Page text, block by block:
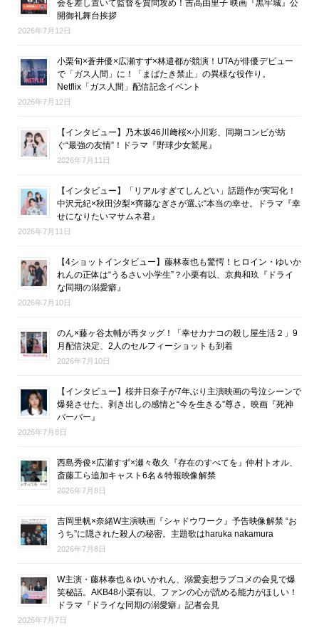
会を差し置いて監督を質問攻め！吉高由里子 映画『黒牢城』公
開御礼舞台挨拶
2026年7月12日
小栗旬×蒼井優×広瀬すず×林遣都が競演！UTAが俳優デビュー
で「ガス人間」に！「まばたき禁止」の異様な役作り。
Netflix「ガス人間」配信記念イベント
2026年7月12日
【インタビュー】乃木坂46川﨑桜×小川彩、同期コンビが紡
ぐ“最強の友情”！ドラマ『野球少女鷲尾』
2026年7月11日
【インタビュー】「リアルすぎてしんどい」話題作が実写化！
中沢元紀×秋田汐梨×齊藤なぎさが選ぶ“本当の幸せ。ドラマ『幸
せになりたいマサムネ君』
2026年7月11日
【4ショットインタビュー】藤林泰也も驚愕！ヒロイン・ゆいか
れんの正体は“うるさい小学生”？小栗有以、京典和玖『ドライ
な同期の溺愛癖』
2026年7月10日
のん×藤ヶ谷太輔が再タッグ！「幸せカナコの殺し屋生活２」9
月配信決定、2人のセルフィーショットも到着
2026年7月10日
【インタビュー】桜井日奈子が7年ぶり主演映画の号泣シーンで
爆発させた、剥き出しの感情と“今を生きる”尊さ。映画『死神
バーバー』
2026年7月8日
西島秀俊×広瀬すず×瀬々敬久『存在のすべてを』仲村トオル、
斎藤工ら追加キャスト6名＆特報映像解禁
2026年7月8日
吉岡里帆×奈緒W主演映画『シャドウワーク』予告映像解禁 “お
うち”に隠された殺人の秘密。主題歌はharuka nakamura
2026年7月8日
W主演・藤林泰也＆ゆいかれん、溺愛妄想ラブコメの会見で爆
笑秘話。AKB48小栗有以、ファンの心が読める能力がほしい！
ドラマ『ドライな同期の溺愛癖』記者会見
2026年7月7日